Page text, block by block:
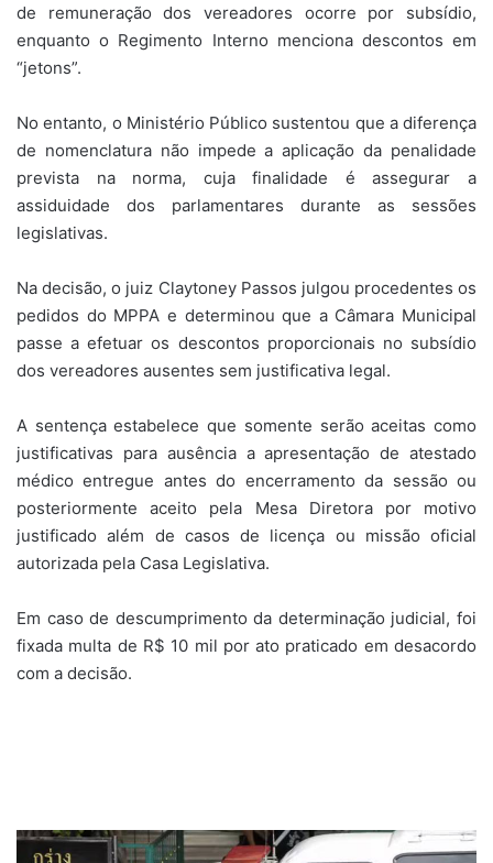
de remuneração dos vereadores ocorre por subsídio,
enquanto o Regimento Interno menciona descontos em
“jetons”.
No entanto, o Ministério Público sustentou que a diferença
de nomenclatura não impede a aplicação da penalidade
prevista na norma, cuja finalidade é assegurar a
assiduidade dos parlamentares durante as sessões
legislativas.
Na decisão, o juiz Claytoney Passos julgou procedentes os
pedidos do MPPA e determinou que a Câmara Municipal
passe a efetuar os descontos proporcionais no subsídio
dos vereadores ausentes sem justificativa legal.
A sentença estabelece que somente serão aceitas como
justificativas para ausência a apresentação de atestado
médico entregue antes do encerramento da sessão ou
posteriormente aceito pela Mesa Diretora por motivo
justificado além de casos de licença ou missão oficial
autorizada pela Casa Legislativa.
Em caso de descumprimento da determinação judicial, foi
fixada multa de R$ 10 mil por ato praticado em desacordo
com a decisão.